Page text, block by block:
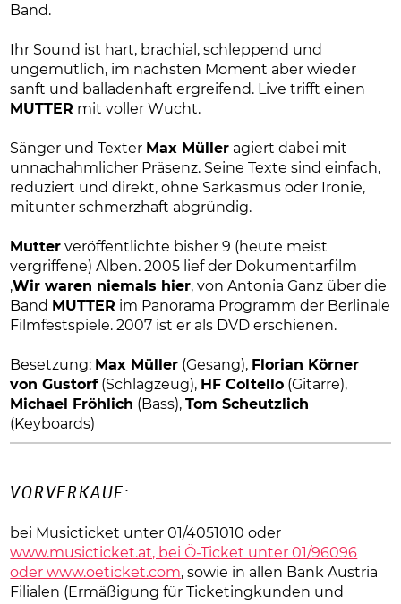
Band.
Ihr Sound ist hart, brachial, schleppend und
ungemütlich, im nächsten Moment aber wieder
sanft und balladenhaft ergreifend. Live trifft einen
MUTTER mit voller Wucht.
Sänger und Texter Max Müller agiert dabei mit
unnachahmlicher Präsenz. Seine Texte sind einfach,
reduziert und direkt, ohne Sarkasmus oder Ironie,
mitunter schmerzhaft abgründig.
Mutter veröffentlichte bisher 9 (heute meist
vergriffene) Alben. 2005 lief der Dokumentarfilm
‚Wir waren niemals hier‚ von Antonia Ganz über die
Band MUTTER im Panorama Programm der Berlinale
Filmfestspiele. 2007 ist er als DVD erschienen.
Besetzung: Max Müller (Gesang), Florian Körner
von Gustorf(Schlagzeug), HF Coltello (Gitarre),
Michael Fröhlich (Bass),Tom Scheutzlich
(Keyboards)
VORVERKAUF:
bei Musicticket unter 01/4051010 oder
www.musicticket.at, bei Ö-Ticket unter 01/96096
oderwww.oeticket.com, sowie in allen Bank Austria
Filialen (Ermäßigung für Ticketingkunden und